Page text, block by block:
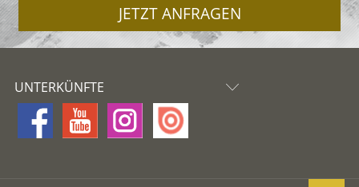
JETZT ANFRAGEN
UNTERKÜNFTE